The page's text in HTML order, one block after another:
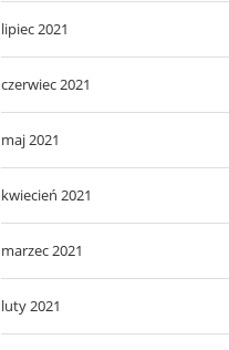
lipiec 2021
czerwiec 2021
maj 2021
kwiecień 2021
marzec 2021
luty 2021